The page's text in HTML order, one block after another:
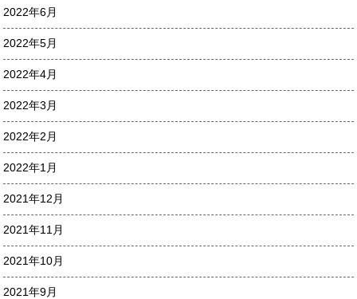
2022年6月
2022年5月
2022年4月
2022年3月
2022年2月
2022年1月
2021年12月
2021年11月
2021年10月
2021年9月